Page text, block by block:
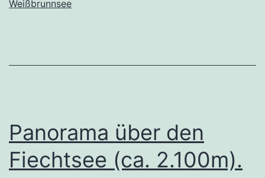
Weißbrunnsee
Panorama über den
Fiechtsee (ca. 2.100m).